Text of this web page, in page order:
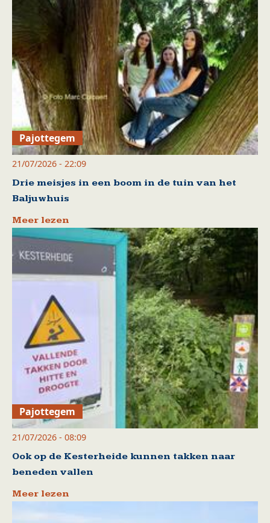
Pajottegem
21/07/2026 - 22:09
Drie meisjes in een boom in de tuin van het
Baljuwhuis
Meer lezen
Pajottegem
21/07/2026 - 08:09
Ook op de Kesterheide kunnen takken naar
beneden vallen
Meer lezen